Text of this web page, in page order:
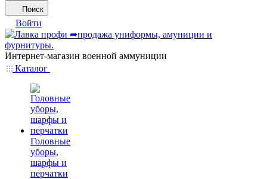
Поиск
Войти
Интернет-магазин военной аммуниции
Каталог
Головные
уборы,
шарфы и
перчатки